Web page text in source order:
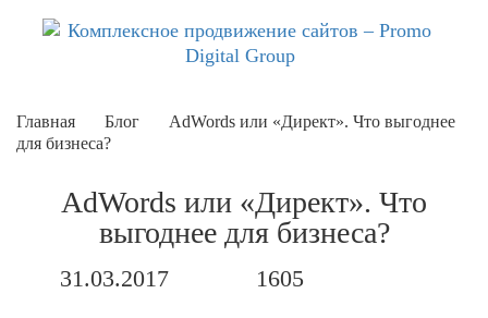
Главная Блог
AdWords или «Директ». Что выгоднее
для бизнеса?
AdWords или «Директ». Что
выгоднее для бизнеса?
31.03.2017 1605